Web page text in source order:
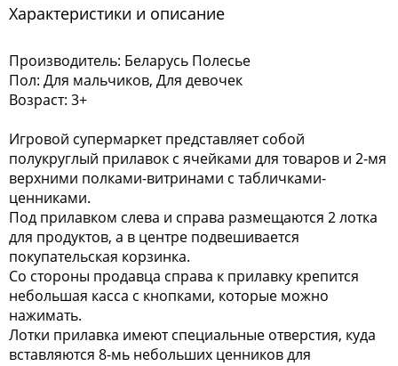
Характеристики и описание
Производитель: Беларусь Полесье
Пол: Для мальчиков, Для девочек
Возраст: 3+
Игровой супермаркет представляет собой
полукруглый прилавок с ячейками для товаров и 2-мя
верхними полками-витринами с табличками-
ценниками.
Под прилавком слева и справа размещаются 2 лотка
для продуктов, а в центре подвешивается
покупательская корзинка.
Со стороны продавца справа к прилавку крепится
небольшая касса с кнопками, которые можно
нажимать.
Лотки прилавка имеют специальные отверстия, куда
вставляются 8-мь небольших ценников для